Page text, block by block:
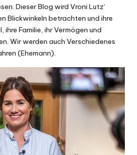
Dieser Blog wird Vroni Lutz‘
Blickwinkeln betrachten und ihre
ihre Familie, ihr Vermögen und
Wir werden auch Verschiedenes
(Ehemann).